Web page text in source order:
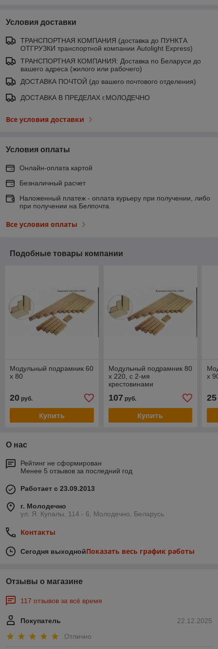
Условия доставки
ТРАНСПОРТНАЯ КОМПАНИЯ (доставка до ПУНКТА
ОТГРУЗКИ транспортной компании Autolight Express)
ТРАНСПОРТНАЯ КОМПАНИЯ: Доставка по Беларуси до
вашего адреса (жилого или рабочего)
ДОСТАВКА ПОЧТОЙ (до вашего почтового отделения)
ДОСТАВКА В ПРЕДЕЛАХ г.МОЛОДЕЧНО
Все условия доставки
Условия оплаты
Онлайн-оплата картой
Безналичный расчет
Наложенный платеж - оплата курьеру при получении, либо
при получении на Белпочта.
Все условия оплаты
Подобные товары компании
Модульный подрамник 60
х 80
20 руб.
Купить
Модульный подрамник 80
х 220, с 2-мя
крестовинами
107 руб.
Купить
х
25
О нас
Рейтинг не сформирован
Менее 5 отзывов за последний год
Работает с 23.09.2013
г. Молодечно
ул. Я. Купалы, 114 - 6, Молодечно, Беларусь
Контакты
Сегодня выходнойПоказать весь график работы
Отзывы о магазине
117 отзывов за всё время
22.12.2025
Покупатель
Отлично